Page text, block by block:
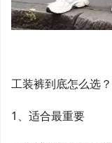
工装裤到底怎么选？
1、适合最重要